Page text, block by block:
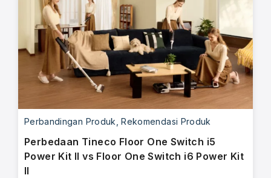
Perbandingan Produk ,Rekomendasi Produk
Perbedaan Tineco Floor One Switch i5
Power Kit II vs Floor One Switch i6 Power Kit
II